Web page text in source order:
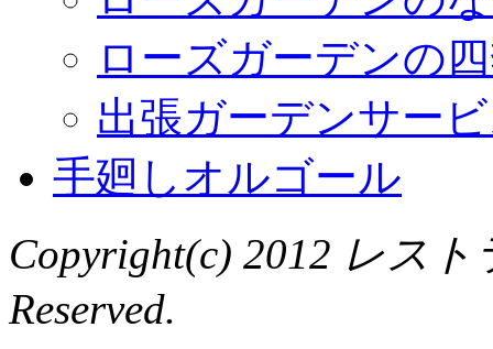
ローズガーデンの
出張ガーデンサー
手廻しオルゴール
Copyright(c) 2012 レス
Reserved.